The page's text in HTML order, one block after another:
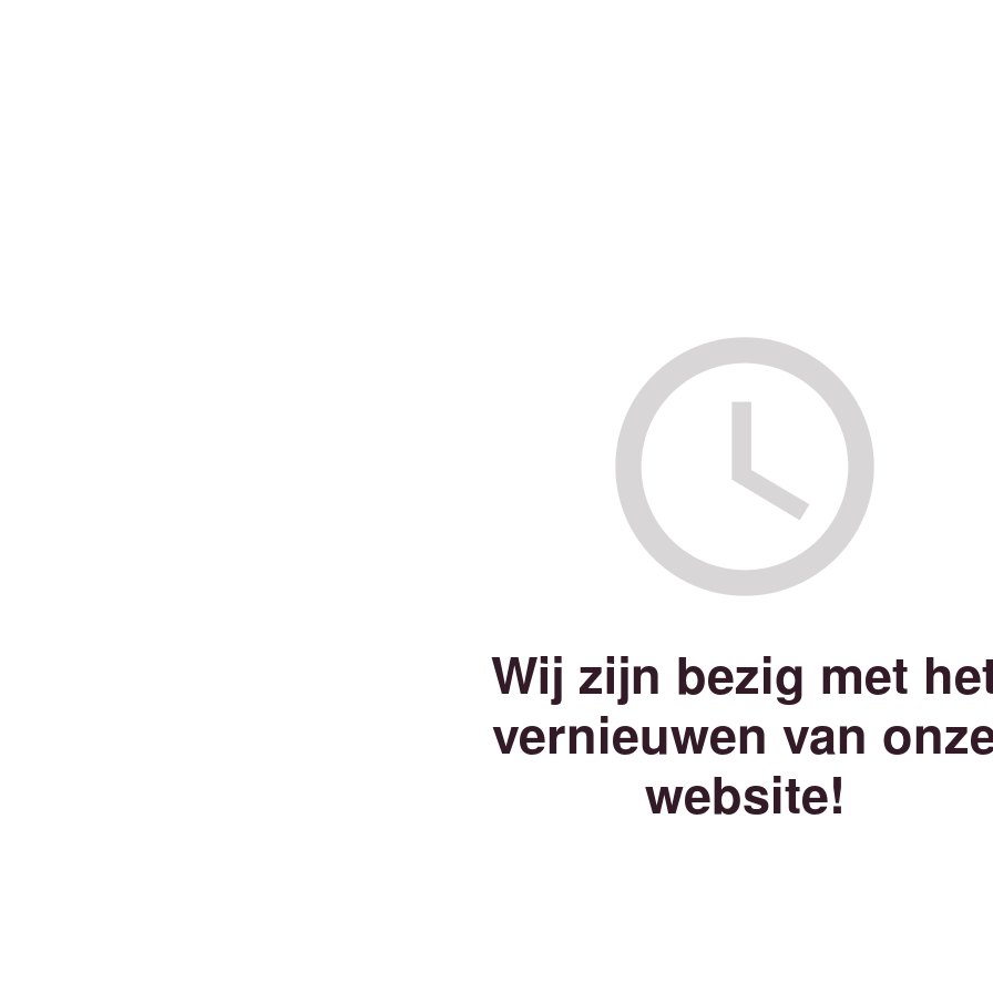
Wij zijn bezig met
vernieuwen van
website!